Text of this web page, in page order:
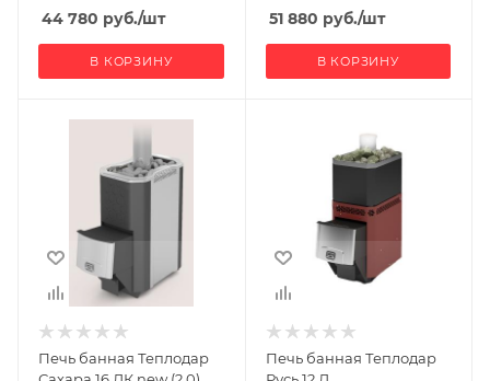
44 780 руб./шт
В КОРЗИНУ
51 880 руб./шт
В КОРЗИНУ
Глубина, мм
Высота, мм
785
Материал
Нержавеющая
сталь
Печь банная Теплодар
Высота, мм
810
Материал
Нержавеющая
сталь
Печь банная Теплодар